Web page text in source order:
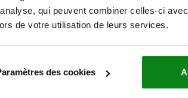
qui peuvent combiner celles-ci
de votre utilisation de leurs services.
des cookies
13,5 — 4 146,5 33
146,5 39,5